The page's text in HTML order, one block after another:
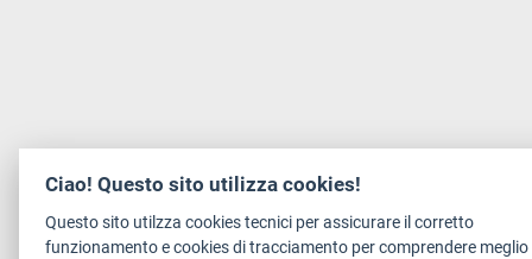
Ciao! Questo sito utilizza cookies!
Questo sito utilzza cookies tecnici per assicurare il corretto
funzionamento e cookies di tracciamento per comprendere meglio